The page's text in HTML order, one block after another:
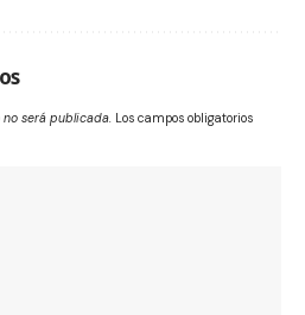
será publicada. Los campos obligatorios